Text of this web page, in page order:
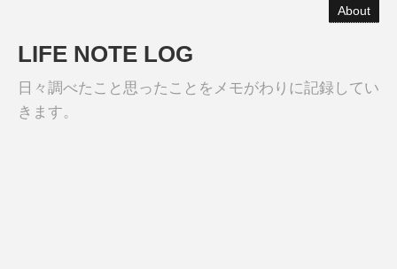
About
LIFE NOTE LOG
日々調べたこと思ったことをメモがわりに記録してい
きます。